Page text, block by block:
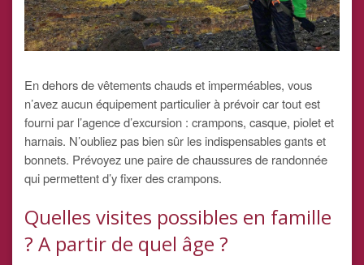
En dehors de vêtements chauds et imperméables, vous
n’avez aucun équipement particulier à prévoir car tout est
fourni par l’agence d’excursion : crampons, casque, piolet et
harnais. N’oubliez pas bien sûr les indispensables gants et
bonnets. Prévoyez une paire de chaussures de randonnée
qui permettent d’y fixer des crampons.
Quelles visites possibles en famille
? A partir de quel âge ?